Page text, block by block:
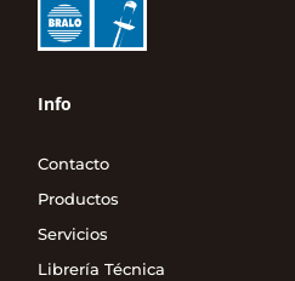
Info
Contacto
Productos
Servicios
Librería Técnica